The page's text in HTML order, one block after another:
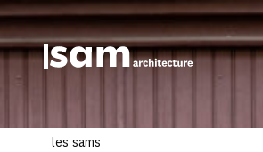
les sams